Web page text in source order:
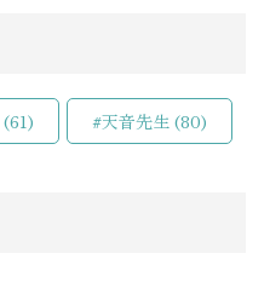
(61) #天音先生 (80)